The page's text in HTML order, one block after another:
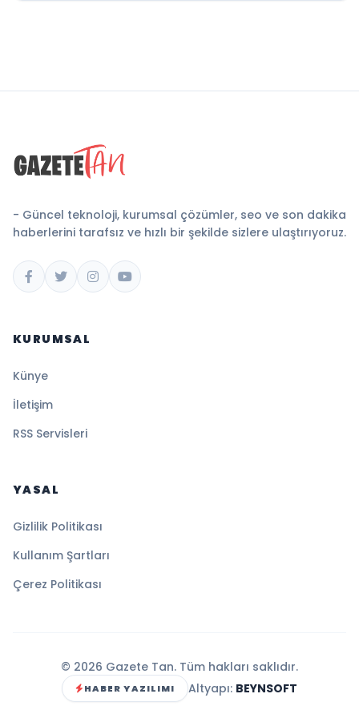
- Güncel teknoloji, kurumsal çözümler, seo ve son dakika
haberlerini tarafsız ve hızlı bir şekilde sizlere ulaştırıyoruz.
KURUMSAL
Künye
İletişim
RSS Servisleri
YASAL
Gizlilik Politikası
Kullanım Şartları
Çerez Politikası
© 2026 Gazete Tan. Tüm hakları saklıdır.
HABER YAZILIMI Altyapı: BEYNSOFT